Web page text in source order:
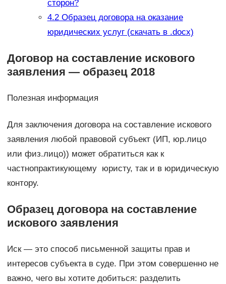
сторон?
4.2Образец договора на оказание
юридических услуг (скачать в .docx)
Договор на составление искового
заявления — образец 2018
Полезная информация
Для заключения договора на составление искового
заявления любой правовой субъект (ИП, юр.лицо
или физ.лицо)) может обратиться как к
частнопрактикующему юристу, так и в юридическую
контору.
Образец договора на составление
искового заявления
Иск — это способ письменной защиты прав и
интересов субъекта в суде. При этом совершенно не
важно, чего вы хотите добиться: разделить